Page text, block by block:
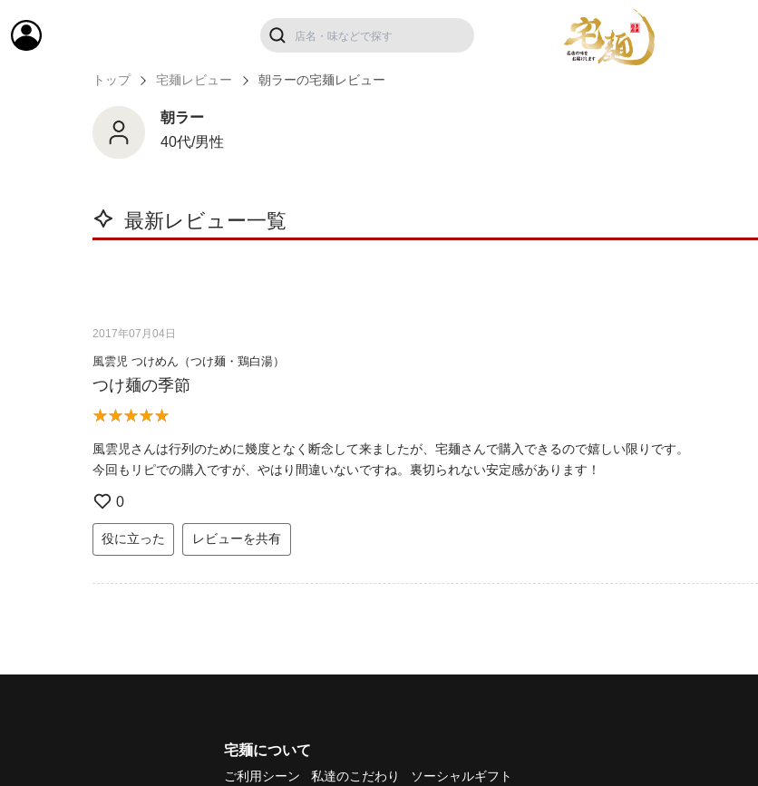
トップ 宅麺レビュー 朝ラーの宅麺レビュー
朝ラー
40代/男性
最新レビュー一覧
2017年07月04日
風雲児 つけめん（つけ麺・鶏白湯）
つけ麺の季節
風雲児さんは行列のために幾度となく断念して来ましたが、宅麺さんで購入できるので嬉しい限りです。
今回もリピでの購入ですが、やはり間違いないですね。裏切られない安定感があります！
0
役に立った レビューを共有
宅麺について
ご利用シーン 私達のこだわり ソーシャルギフト